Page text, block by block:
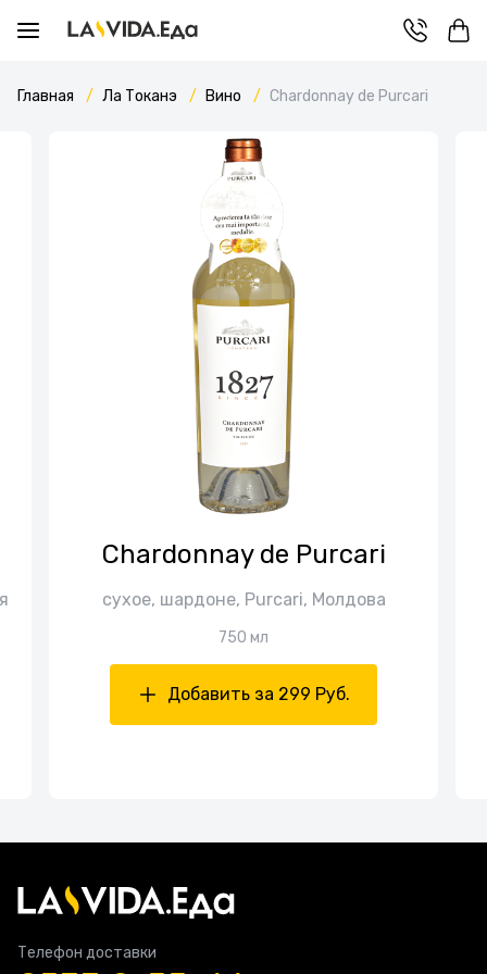
Главная Ла Токанэ Вино Chardonnay de Purcari
Chardonnay de Purcari
сухое, шардоне, Purcari, Молдова
750 мл
Добавить за 299 Руб.
Телефон доставки